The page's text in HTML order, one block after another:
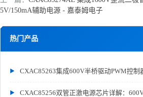
热门产品
CXAC85263集成600V半桥驱动PWM控制
CXAC85256双管正激电源芯片详解：
5V/150mA辅助电源 - 嘉泰姆电子